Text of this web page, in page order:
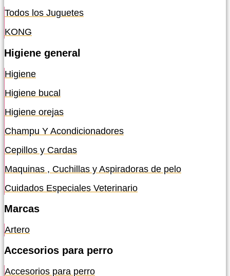
Todos los Juguetes
KONG
Higiene general
Higiene
Higiene bucal
Higiene orejas
Champu Y Acondicionadores
Cepillos y Cardas
Maquinas , Cuchillas y Aspiradoras de pelo
Cuidados Especiales Veterinario
Marcas
Artero
Accesorios para perro
Accesorios para perro